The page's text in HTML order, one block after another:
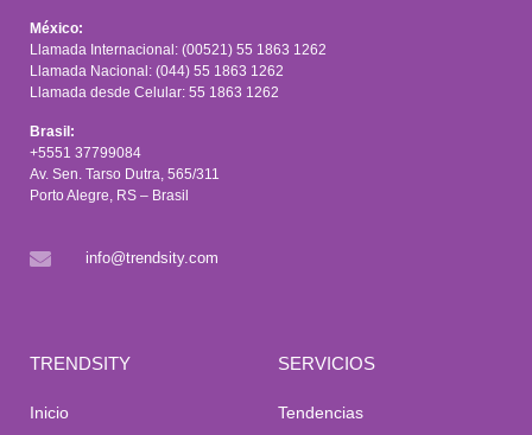
México:
Llamada Internacional: (00521) 55 1863 1262
Llamada Nacional: (044) 55 1863 1262
Llamada desde Celular: 55 1863 1262
Brasil:
+5551 37799084
Av. Sen. Tarso Dutra, 565/311
Porto Alegre, RS – Brasil
info@trendsity.com
TRENDSITY
Inicio
SERVICIOS
Tendencias